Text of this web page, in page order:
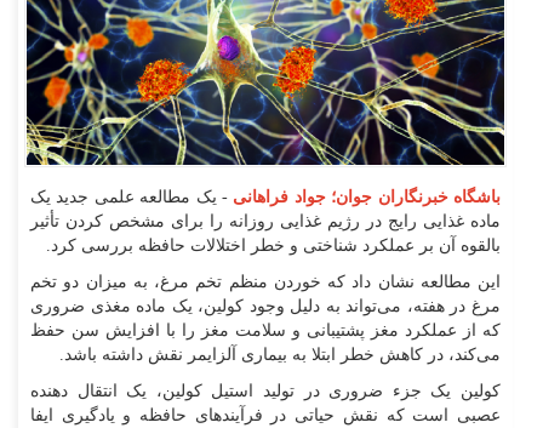
باشگاه خبرنگاران جوان؛ جواد فراهانی - یک مطالعه علمی جدید یک
ماده غذایی رایج در رژیم غذایی روزانه را برای مشخص کردن تأثیر
بالقوه آن بر عملکرد شناختی و خطر اختلالات حافظه بررسی کرد.
این مطالعه نشان داد که خوردن منظم تخم مرغ، به میزان دو تخم
مرغ در هفته، می‌تواند به دلیل وجود کولین، یک ماده مغذی ضروری
که از عملکرد مغز پشتیبانی و سلامت مغز را با افزایش سن حفظ
می‌کند، در کاهش خطر ابتلا به بیماری آلزایمر نقش داشته باشد.
کولین یک جزء ضروری در تولید استیل کولین، یک انتقال دهنده
عصبی است که نقش حیاتی در فرآیند‌های حافظه و یادگیری ایفا